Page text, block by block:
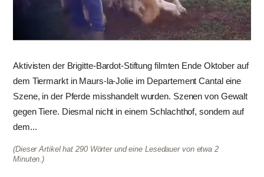
Aktivisten der Brigitte-Bardot-Stiftung filmten Ende Oktober auf
dem Tiermarkt in Maurs-la-Jolie im Departement Cantal eine
Szene, in der Pferde misshandelt wurden. Szenen von Gewalt
gegen Tiere. Diesmal nicht in einem Schlachthof, sondern auf
dem...
(Dieser Artikel hat 290 Wörter und eine Lesedauer von etwa 2
Minuten.)